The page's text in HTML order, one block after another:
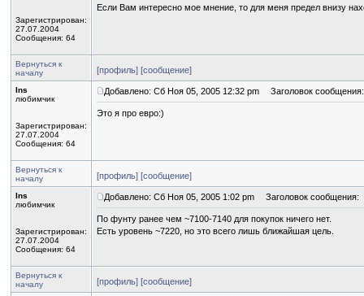
Зарегистрирован:
27.07.2004
Сообщения: 64
Если Вам интересно мое мнение, то для меня предел внизу
Вернуться к
началу
[профиль] [сообщение]
Ins
любимчик
Зарегистрирован:
27.07.2004
Сообщения: 64
Добавлено: Сб Ноя 05, 2005 12:32 pm Заголовок сообщения:
Это я про евро:)
Вернуться к
началу
[профиль] [сообщение]
Ins
любимчик
Зарегистрирован:
27.07.2004
Сообщения: 64
Добавлено: Сб Ноя 05, 2005 1:02 pm Заголовок сообщения:
По фунту ранее чем ~7100-7140 для покупок ничего нет.
Есть уровень ~7220, но это всего лишь ближайшая цель.
Вернуться к
началу
[профиль] [сообщение]